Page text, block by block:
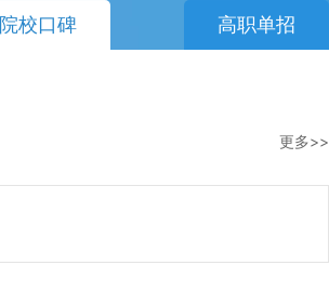
院校口碑 高职单招
更多>>